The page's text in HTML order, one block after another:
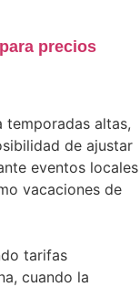
precios
temporadas altas,
de ajustar
eventos locales
vacaciones de
tarifas
cuando la